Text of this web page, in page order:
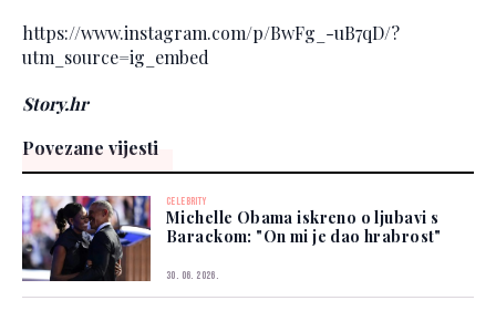
https://www.instagram.com/p/BwFg_-uB7qD/?
utm_source=ig_embed
Story.hr
Povezane vijesti
CELEBRITY
Michelle Obama iskreno o ljubavi s
Barackom: "On mi je dao hrabrost"
30. 06. 2026.